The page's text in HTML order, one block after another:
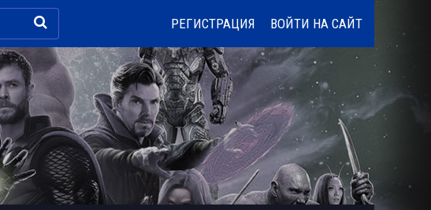
РЕГИСТРАЦИЯ ВОЙТИ НА САЙТ